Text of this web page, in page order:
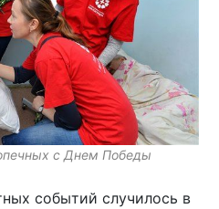
с Днем Победы
событий случилось в